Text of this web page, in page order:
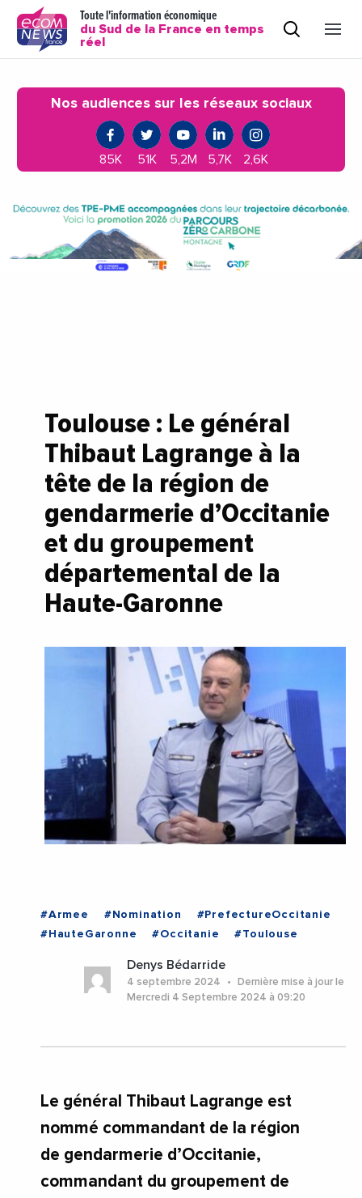
Toute l'information économique
du Sud de la France en temps
réel
Nos audiences sur les réseaux sociaux
85K 51K 5,2M 5,7K 2,6K
Toulouse : Le général
Thibaut Lagrange à la
tête de la région de
gendarmerie d’Occitanie
et du groupement
départemental de la
Haute-Garonne
#Armee #Nomination
#PrefectureOccitanie
#HauteGaronne
#Occitanie #Toulouse
Denys Bédarride
4 septembre 2024
Dernière mise à jour le
Mercredi 4 Septembre 2024 à 09:20
Le général Thibaut Lagrange est
nommé commandant de la région
de gendarmerie d’Occitanie,
commandant du groupement de